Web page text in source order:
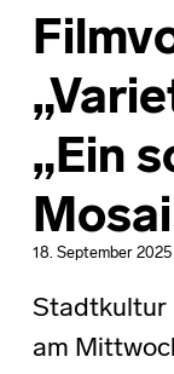
„Ein
18. September 2025
Stadtkultur
am